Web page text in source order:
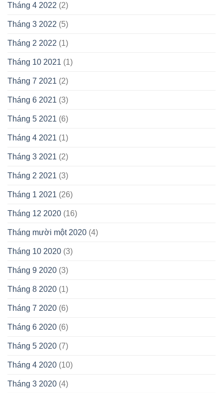
Tháng 4 2022 (2)
Tháng 3 2022 (5)
Tháng 2 2022 (1)
Tháng 10 2021 (1)
Tháng 7 2021 (2)
Tháng 6 2021 (3)
Tháng 5 2021 (6)
Tháng 4 2021 (1)
Tháng 3 2021 (2)
Tháng 2 2021 (3)
Tháng 1 2021 (26)
Tháng 12 2020 (16)
Tháng mười một 2020 (4)
Tháng 10 2020 (3)
Tháng 9 2020 (3)
Tháng 8 2020 (1)
Tháng 7 2020 (6)
Tháng 6 2020 (6)
Tháng 5 2020 (7)
Tháng 4 2020 (10)
Tháng 3 2020 (4)